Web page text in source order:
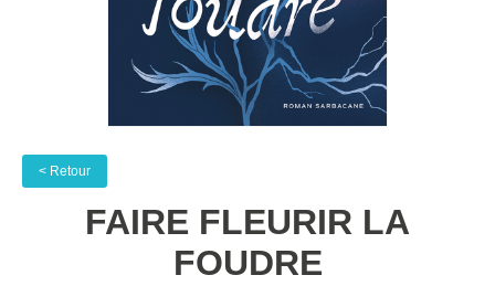
< Retour
FAIRE FLEURIR LA
FOUDRE